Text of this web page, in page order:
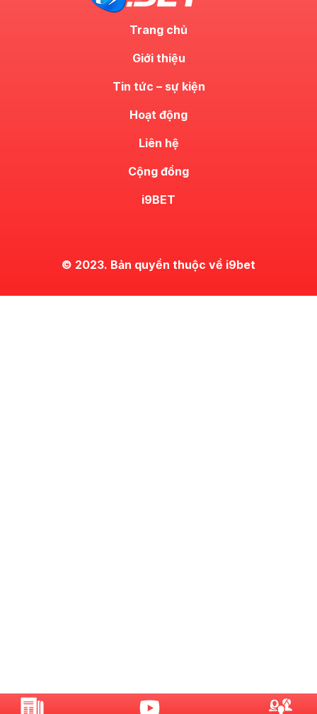
Trang chủ
Giới thiệu
Tin tức – sự kiện
Hoạt động
Liên hệ
Cộng đồng
i9BET
© 2023. Bản quyền thuộc về i9bet